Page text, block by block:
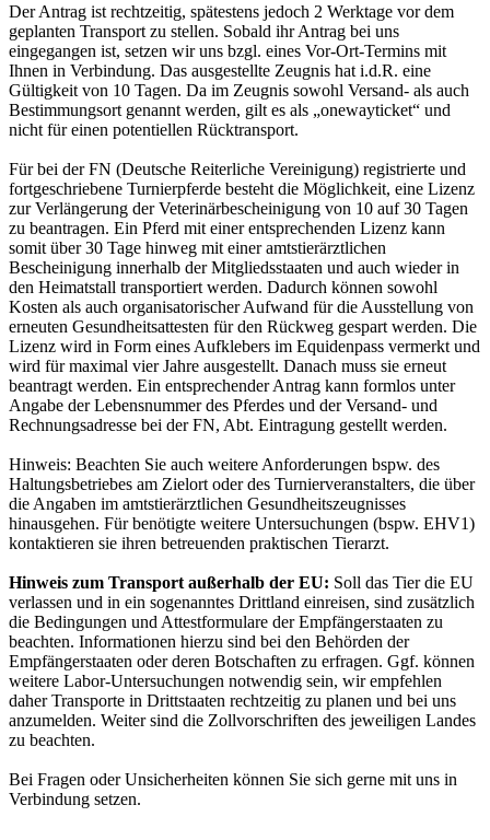
Der Antrag ist rechtzeitig, spätestens jedoch 2 Werktage vor dem
geplanten Transport zu stellen. Sobald ihr Antrag bei uns
eingegangen ist, setzen wir uns bzgl. eines Vor-Ort-Termins mit
Ihnen in Verbindung. Das ausgestellte Zeugnis hat i.d.R. eine
Gültigkeit von 10 Tagen. Da im Zeugnis sowohl Versand- als auch
Bestimmungsort genannt werden, gilt es als „onewayticket“ und
nicht für einen potentiellen Rücktransport.
Für bei der FN (Deutsche Reiterliche Vereinigung) registrierte und
fortgeschriebene Turnierpferde besteht die Möglichkeit, eine Lizenz
zur Verlängerung der Veterinärbescheinigung von 10 auf 30 Tagen
zu beantragen. Ein Pferd mit einer entsprechenden Lizenz kann
somit über 30 Tage hinweg mit einer amtstierärztlichen
Bescheinigung innerhalb der Mitgliedsstaaten und auch wieder in
den Heimatstall transportiert werden. Dadurch können sowohl
Kosten als auch organisatorischer Aufwand für die Ausstellung von
erneuten Gesundheitsattesten für den Rückweg gespart werden. Die
Lizenz wird in Form eines Aufklebers im Equidenpass vermerkt und
wird für maximal vier Jahre ausgestellt. Danach muss sie erneut
beantragt werden. Ein entsprechender Antrag kann formlos unter
Angabe der Lebensnummer des Pferdes und der Versand- und
Rechnungsadresse bei der FN, Abt. Eintragung gestellt werden.
Hinweis: Beachten Sie auch weitere Anforderungen bspw. des
Haltungsbetriebes am Zielort oder des Turnierveranstalters, die über
die Angaben im amtstierärztlichen Gesundheitszeugnisses
hinausgehen. Für benötigte weitere Untersuchungen (bspw. EHV1)
kontaktieren sie ihren betreuenden praktischen Tierarzt.
Hinweis zum Transport außerhalb der EU: Soll das Tier die EU
verlassen und in ein sogenanntes Drittland einreisen, sind zusätzlich
die Bedingungen und Attestformulare der Empfängerstaaten zu
beachten. Informationen hierzu sind bei den Behörden der
Empfängerstaaten oder deren Botschaften zu erfragen. Ggf. können
weitere Labor-Untersuchungen notwendig sein, wir empfehlen
daher Transporte in Drittstaaten rechtzeitig zu planen und bei uns
anzumelden. Weiter sind die Zollvorschriften des jeweiligen Landes
zu beachten.
Bei Fragen oder Unsicherheiten können Sie sich gerne mit uns in
Verbindung setzen.